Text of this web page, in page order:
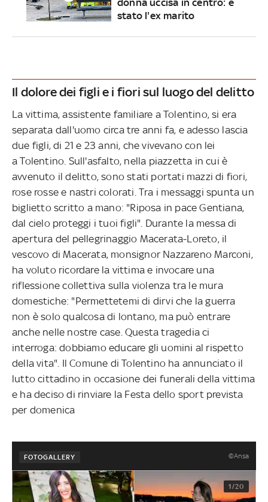
stato l'ex marito
Il dolore dei figli e i fiori sul luogo del delitto
La vittima, assistente familiare a Tolentino, si era
separata dall'uomo circa tre anni fa, e adesso lascia
due figli, di 21 e 23 anni, che vivevano con lei
a Tolentino. Sull'asfalto, nella piazzetta in cui è
avvenuto il delitto, sono stati portati mazzi di fiori,
rose rosse e nastri colorati. Tra i messaggi spunta un
biglietto scritto a mano: "Riposa in pace Gentiana,
dal cielo proteggi i tuoi figli". Durante la messa di
apertura del pellegrinaggio Macerata-Loreto, il
vescovo di Macerata, monsignor Nazzareno Marconi,
ha voluto ricordare la vittima e invocare una
riflessione collettiva sulla violenza tra le mura
domestiche: "Permettetemi di dirvi che la guerra
non è solo qualcosa di lontano, ma può entrare
anche nelle nostre case. Questa tragedia ci
interroga: dobbiamo educare gli uomini al rispetto
della vita". Il Comune di Tolentino ha annunciato il
lutto cittadino in occasione dei funerali della vittima
e ha deciso di rinviare la Festa dello sport prevista
per domenica
FOTOGALLERY ©Ansa
1/20